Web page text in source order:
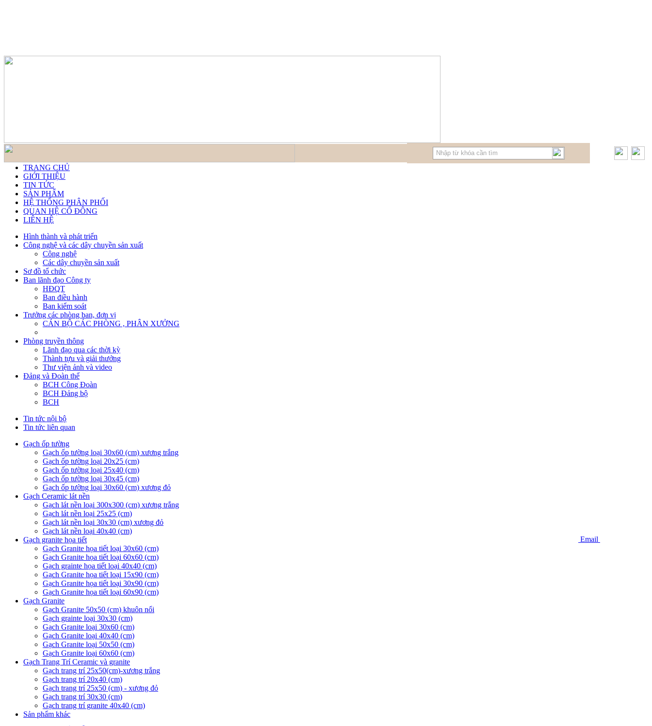
TRANG CHỦ
GIỚI THIỆU
TIN TỨC
SẢN PHẨM
HỆ THỐNG PHÂN PHỐI
QUAN HỆ CỔ ĐÔNG
LIÊN HỆ
Hình thành và phát triển
Công nghệ và các dây chuyền sản xuất
Công nghệ
Các dây chuyền sản xuất
Sơ đồ tổ chức
Ban lãnh đạo Công ty
HĐQT
Ban điều hành
Ban kiểm soát
Trưởng các phòng ban, đơn vị
CÁN BỘ CÁC PHÒNG , PHÂN XƯỞNG
Phòng truyền thông
Lãnh đạo qua các thời kỳ
Thành tựu và giải thưởng
Thư viện ảnh và video
Đảng và Đoàn thể
BCH Công Đoàn
BCH Đảng bộ
BCH
Tin tức nội bộ
Tin tức liên quan
Gạch ốp tường
Gạch ốp tường loại 30x60 (cm) xương trắng
Gạch ốp tường loại 20x25 (cm)
Gạch ốp tường loại 25x40 (cm)
Gạch ốp tường loại 30x45 (cm)
Gạch ốp tường loại 30x60 (cm) xương đỏ
Gạch Ceramic lát nền
Gạch lát nền loại 300x300 (cm) xương trắng
Gạch lát nền loại 25x25 (cm)
Gạch lát nền loại 30x30 (cm) xương đỏ
Gạch lát nền loại 40x40 (cm)
Gạch granite họa tiết
Gạch Granite họa tiết loại 30x60 (cm)
Gạch Granite họa tiết loại 60x60 (cm)
Gạch grainte họa tiết loại 40x40 (cm)
Gạch Granite họa tiết loại 15x90 (cm)
Gạch Granite họa tiết loại 30x90 (cm)
Gạch Granite họa tiết loại 60x90 (cm)
Gạch Granite
Gạch Granite 50x50 (cm) khuôn nổi
Gạch grainte loại 30x30 (cm)
Gạch Granite loại 30x60 (cm)
Gạch Granite loại 40x40 (cm)
Gạch Granite loại 50x50 (cm)
Gạch Granite loại 60x60 (cm)
Gạch Trang Trí Ceramic và granite
Gạch trang trí 25x50(cm)-xương trắng
Gạch trang trí 20x40 (cm)
Gạch trang trí 25x50 (cm) - xương đỏ
Gạch trang trí 30x30 (cm)
Gạch trang trí granite 40x40 (cm)
Sản phẩm khác
Email